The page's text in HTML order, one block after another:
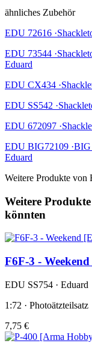
ähnliches Zubehör
EDU 72616
EDU 73544
Eduard
EDU CX434
EDU SS542
EDU 672097
EDU BIG72109
Eduard
Weitere Produkte von
Weitere
könnten
F6F-3 -
EDU SS754 · Eduard
1:72 · Photoätzteilsatz
7,75 €